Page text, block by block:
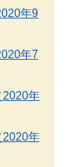
年9
年7
2020年
2020年